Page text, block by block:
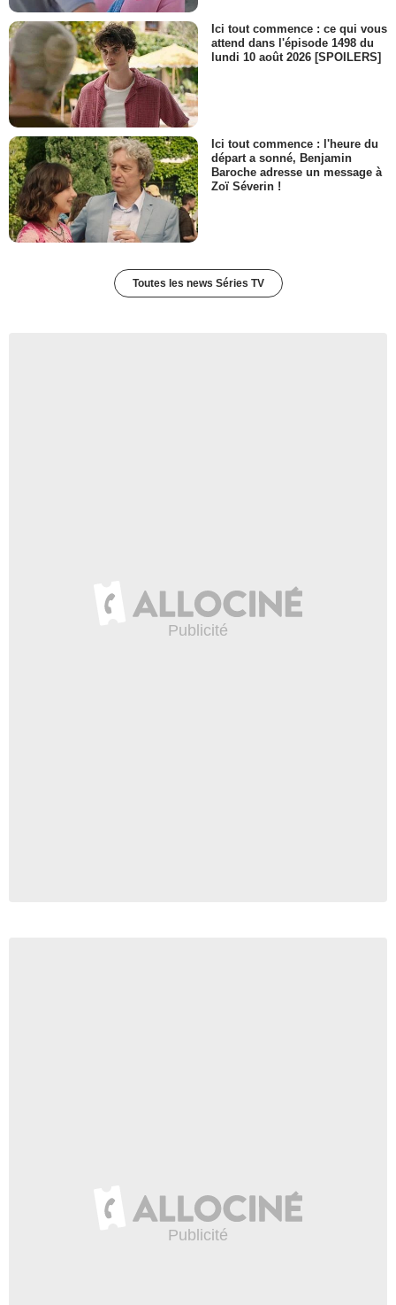
Ici tout commence : ce qui vous
attend dans l'épisode 1498 du
lundi 10 août 2026 [SPOILERS]
Ici tout commence : l'heure du
départ a sonné, Benjamin
Baroche adresse un message à
Zoï Séverin !
Toutes les news Séries TV